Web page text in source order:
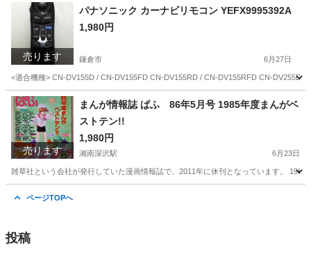
神奈川 鎌倉市 湘南深沢駅 バッグ
売ります
パナソニック カーナビリモコン YEFX9995392A
1,980円
鎌倉市 6月27日
<適合機種> CN-DV155D / CN-DV155FD CN-DV155RD / CN-DV155RFD CN-DV255D
神奈川 鎌倉市 カーナビ、テレビ カーナビ
売ります
まんが情報誌 ぱふ 86年5月号 1985年度まんがベ
ストテン!!
1,980円
湘南深沢駅 6月23日
雑草社という会社が発行していた漫画情報誌で、2011年に休刊となっています。
ページTOPへ
投稿